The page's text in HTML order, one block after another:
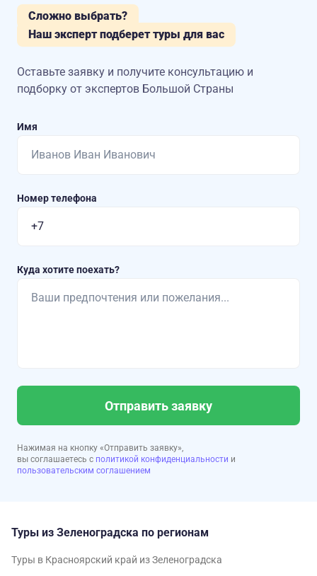
Сложно выбрать?
Наш эксперт подберет туры для вас
Оставьте заявку и получите консультацию и
подборку от экспертов Большой Страны
Имя
Номер телефона
Куда хотите поехать?
Отправить заявку
Нажимая на кнопку «Отправить заявку»,
вы соглашаетесь с политикой конфиденциальности и
пользовательским соглашением
Туры из Зеленоградска по регионам
Туры в Красноярский край из Зеленоградска